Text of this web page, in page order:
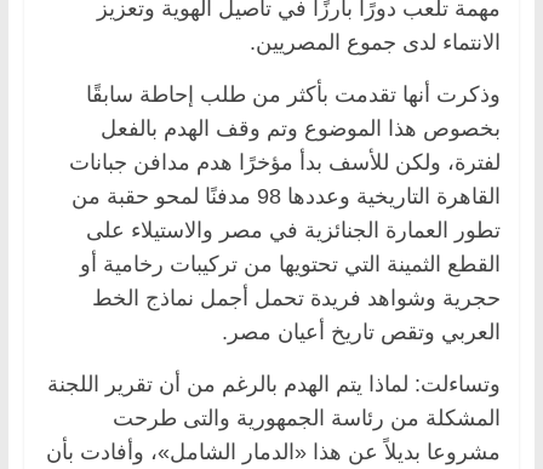
مهمة تلعب دورًا بارزًا في تأصيل الهوية وتعزيز
الانتماء لدى جموع المصريين.
وذكرت أنها تقدمت بأكثر من طلب إحاطة سابقًا
بخصوص هذا الموضوع وتم وقف الهدم بالفعل
لفترة، ولكن للأسف بدأ مؤخرًا هدم مدافن جبانات
القاهرة التاريخية وعددها 98 مدفنًا لمحو حقبة من
تطور العمارة الجنائزية في مصر والاستيلاء على
القطع الثمينة التي تحتويها من تركيبات رخامية أو
حجرية وشواهد فريدة تحمل أجمل نماذج الخط
العربي وتقص تاريخ أعيان مصر.
وتساءلت: لماذا يتم الهدم بالرغم من أن تقرير اللجنة
المشكلة من رئاسة الجمهورية والتى طرحت
مشروعا بديلاً عن هذا «الدمار الشامل»، وأفادت بأن